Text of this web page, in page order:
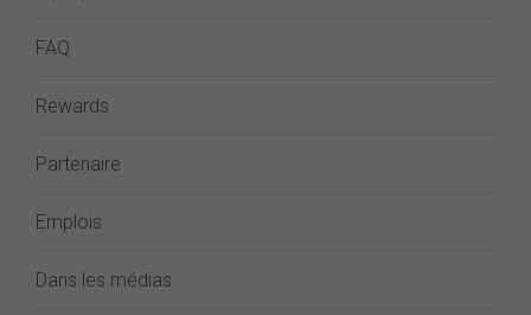
FAQ
Rewards
Partenaire
Emplois
Dans les médias